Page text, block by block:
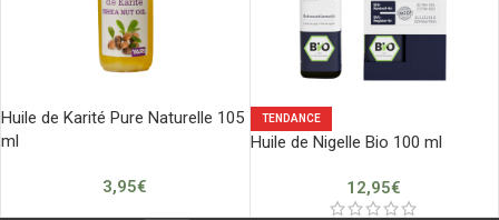
Huile de Karité Pure Naturelle 105
ml
3,95€
TENDANCE
Huile de Nigelle Bio 100 ml
12,95€